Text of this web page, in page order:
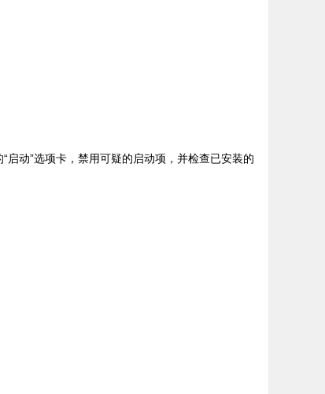
动”选项卡，禁用可疑的启动项，并检查已安装的